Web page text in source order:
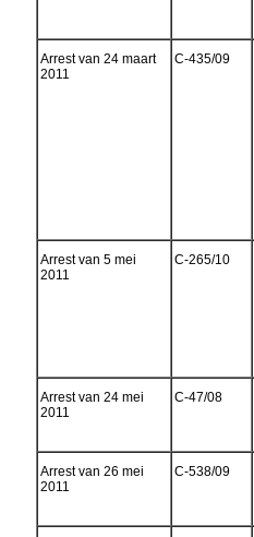
Arrest van 24 maart
2011
C-435/09
Arrest van 5 mei
2011
C-265/10
Arrest van 24 mei
2011
C-47/08
Arrest van 26 mei
2011
C-538/09